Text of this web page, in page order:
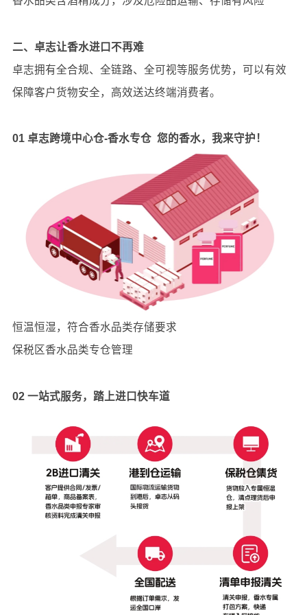
二、卓志让香水进口不再难
卓志拥有全合规、全链路、全可视等服务优势，可以有效
保障客户货物安全，高效送达终端消费者。
01 卓志跨境中心仓-香水专仓 您的香水，我来守护！
恒温恒湿，符合香水品类存储要求
保税区香水品类专仓管理
02 一站式服务，踏上进口快车道